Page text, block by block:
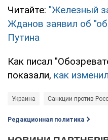
Читайте: "Железный
Жданов заявил об
Путина
Как писал
показали, как
Украина Санкции против
Редакционная политика